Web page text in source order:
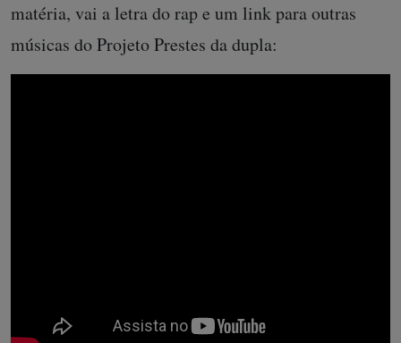
matéria, vai a letra do rap e um link para outras
músicas do Projeto Prestes da dupla: